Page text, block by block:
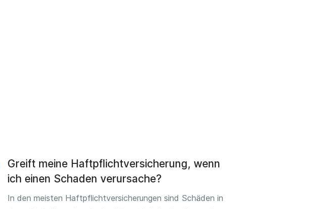
Greift meine Haftpflichtversicherung, wenn
ich einen Schaden verursache?
In den meisten Haftpflichtversicherungen sind Schäden in